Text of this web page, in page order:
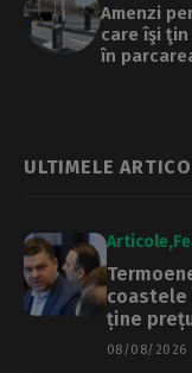
Amenzi
care îşi ţin
în
ULTIMELE
Articole
coastele
ține
08/08/2026